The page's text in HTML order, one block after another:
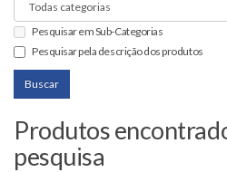
Pesquisar em Sub-Categorias
Pesquisar pela descrição dos produtos
Produtos
pesquisa